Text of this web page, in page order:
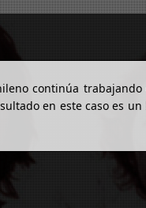
continúa trabajando
en este caso es un